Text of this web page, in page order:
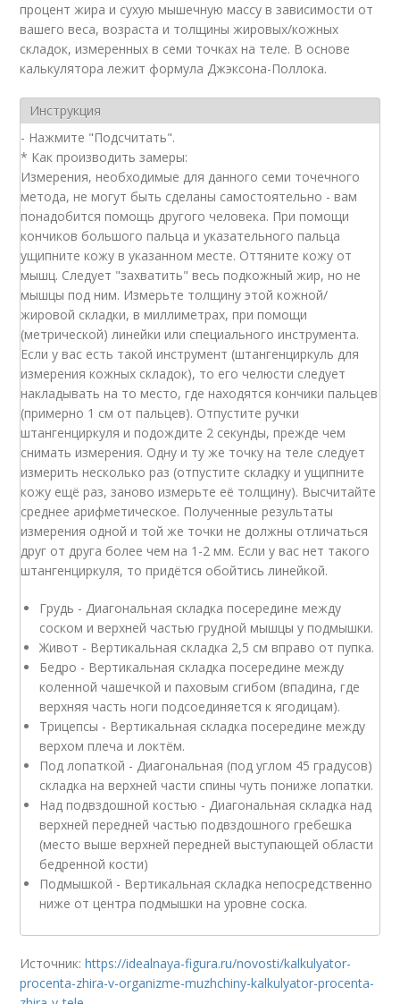
процент жира и сухую мышечную массу в зависимости от
вашего веса, возраста и толщины жировых/кожных
складок, измеренных в семи точках на теле. В основе
калькулятора лежит формула Джэксона-Поллока.
Инструкция
- Заполните поля.
- Нажмите "Подсчитать".
* Как производить замеры:
Измерения, необходимые для данного семи точечного
метода, не могут быть сделаны самостоятельно - вам
понадобится помощь другого человека. При помощи
кончиков большого пальца и указательного пальца
ущипните кожу в указанном месте. Оттяните кожу от
мышц. Следует "захватить" весь подкожный жир, но не
мышцы под ним. Измерьте толщину этой кожной/
жировой складки, в миллиметрах, при помощи
(метрической) линейки или специального инструмента.
Если у вас есть такой инструмент (штангенциркуль для
измерения кожных складок), то его челюсти следует
накладывать на то место, где находятся кончики пальцев
(примерно 1 см от пальцев). Отпустите ручки
штангенциркуля и подождите 2 секунды, прежде чем
снимать измерения. Одну и ту же точку на теле следует
измерить несколько раз (отпустите складку и ущипните
кожу ещё раз, заново измерьте её толщину). Высчитайте
среднее арифметическое. Полученные результаты
измерения одной и той же точки не должны отличаться
друг от друга более чем на 1-2 мм. Если у вас нет такого
штангенциркуля, то придётся обойтись линейкой.
Грудь - Диагональная складка посередине между
соском и верхней частью грудной мышцы у подмышки.
Живот - Вертикальная складка 2,5 см вправо от пупка.
Бедро - Вертикальная складка посередине между
коленной чашечкой и паховым сгибом (впадина, где
верхняя часть ноги подсоединяется к ягодицам).
Трицепсы - Вертикальная складка посередине между
верхом плеча и локтём.
Под лопаткой - Диагональная (под углом 45 градусов)
складка на верхней части спины чуть пониже лопатки.
Над подвздошной костью - Диагональная складка над
верхней передней частью подвздошного гребешка
(место выше верхней передней выступающей области
бедренной кости)
Подмышкой - Вертикальная складка непосредственно
ниже от центра подмышки на уровне соска.
Источник:https://idealnaya-figura.ru/novosti/kalkulyator-
procenta-zhira-v-organizme-muzhchiny-kalkulyator-procenta-